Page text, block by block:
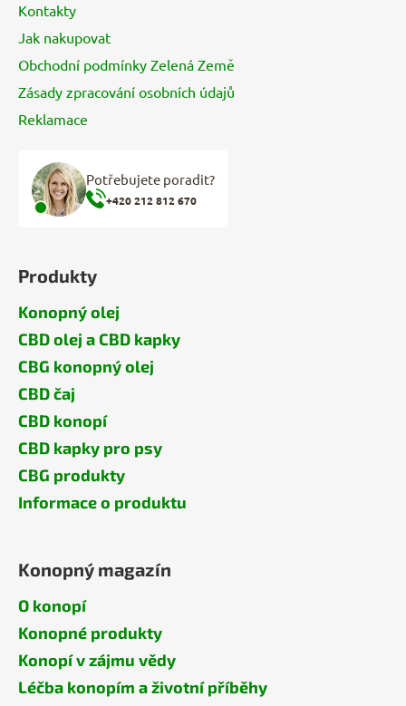
Kontakty
Jak nakupovat
Obchodní podmínky Zelená Země
Zásady zpracování osobních údajů
Reklamace
Potřebujete poradit?
+420 212 812 670
Produkty
Konopný olej
CBD olej a CBD kapky
CBG konopný olej
CBD čaj
CBD konopí
CBD kapky pro psy
CBG produkty
Informace o produktu
Konopný magazín
O konopí
Konopné produkty
Konopí v zájmu vědy
Léčba konopím a životní příběhy